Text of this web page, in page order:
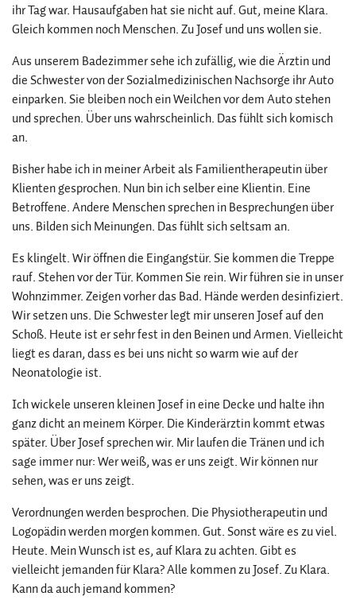
ihr Tag war. Hausaufgaben hat sie nicht auf. Gut, meine Klara.
Gleich kommen noch Menschen. Zu Josef und uns wollen sie.
Aus unserem Badezimmer sehe ich zufällig, wie die Ärztin und
die Schwester von der Sozialmedizinischen Nachsorge ihr Auto
einparken. Sie bleiben noch ein Weilchen vor dem Auto stehen
und sprechen. Über uns wahrscheinlich. Das fühlt sich komisch
an.
Bisher habe ich in meiner Arbeit als Familientherapeutin über
Klienten gesprochen. Nun bin ich selber eine Klientin. Eine
Betroffene. Andere Menschen sprechen in Besprechungen über
uns. Bilden sich Meinungen. Das fühlt sich seltsam an.
Es klingelt. Wir öffnen die Eingangstür. Sie kommen die Treppe
rauf. Stehen vor der Tür. Kommen Sie rein. Wir führen sie in unser
Wohnzimmer. Zeigen vorher das Bad. Hände werden desinfiziert.
Wir setzen uns. Die Schwester legt mir unseren Josef auf den
Schoß. Heute ist er sehr fest in den Beinen und Armen. Vielleicht
liegt es daran, dass es bei uns nicht so warm wie auf der
Neonatologie ist.
Ich wickele unseren kleinen Josef in eine Decke und halte ihn
ganz dicht an meinem Körper. Die Kinderärztin kommt etwas
später. Über Josef sprechen wir. Mir laufen die Tränen und ich
sage immer nur: Wer weiß, was er uns zeigt. Wir können nur
sehen, was er uns zeigt.
Verordnungen werden besprochen. Die Physiotherapeutin und
Logopädin werden morgen kommen. Gut. Sonst wäre es zu viel.
Heute. Mein Wunsch ist es, auf Klara zu achten. Gibt es
vielleicht jemanden für Klara? Alle kommen zu Josef. Zu Klara.
Kann da auch jemand kommen?